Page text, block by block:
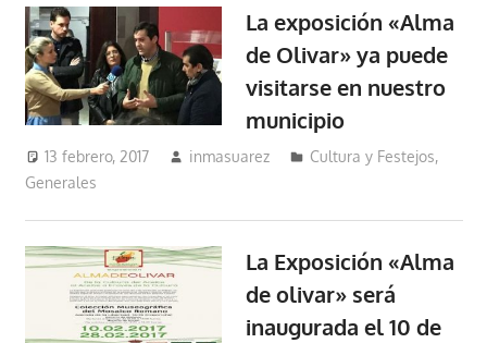
La exposición «Alma
de Olivar» ya puede
visitarse en nuestro
municipio
13 febrero, 2017 inmasuarez Cultura y Festejos,
Generales
La Exposición «Alma
de olivar» será
inaugurada el 10 de